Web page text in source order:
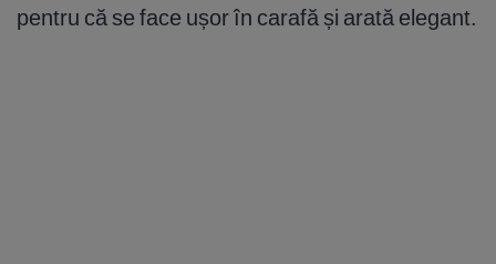
pentru că se face ușor în carafă și arată elegant.